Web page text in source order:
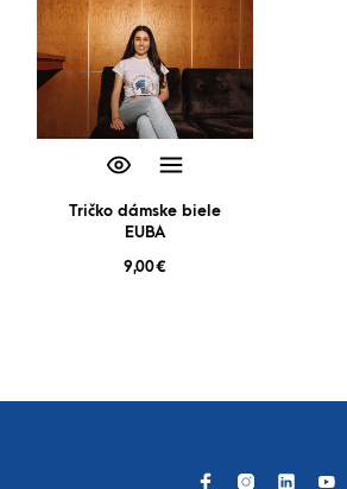
Tričko dámske biele
EUBA
9,00€